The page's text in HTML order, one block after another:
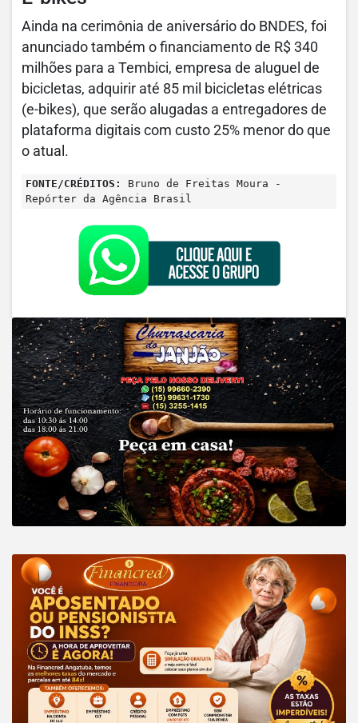
Ainda na cerimônia de aniversário do BNDES, foi
anunciado também o financiamento de R$ 340
milhões para a Tembici, empresa de aluguel de
bicicletas, adquirir até 85 mil bicicletas elétricas
(e-bikes), que serão alugadas a entregadores de
plataforma digitais com custo 25% menor do que
o atual.
FONTE/CRÉDITOS:
Bruno de Freitas Moura -
Repórter da Agência Brasil